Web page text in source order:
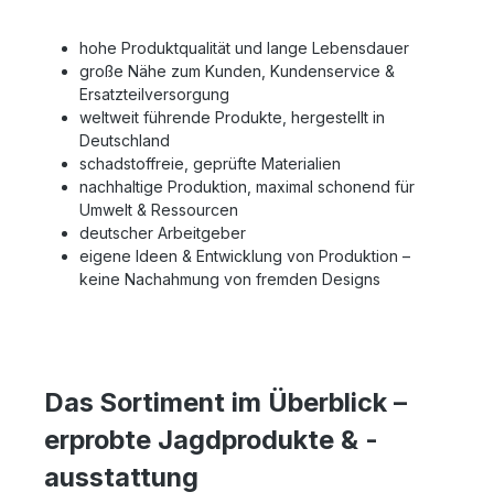
hohe Produktqualität und lange Lebensdauer
große Nähe zum Kunden, Kundenservice &
Ersatzteilversorgung
weltweit führende Produkte, hergestellt in
Deutschland
schadstoffreie, geprüfte Materialien
nachhaltige Produktion, maximal schonend für
Umwelt & Ressourcen
deutscher Arbeitgeber
eigene Ideen & Entwicklung von Produktion –
keine Nachahmung von fremden Designs
Das Sortiment im Überblick –
erprobte Jagdprodukte & -
ausstattung